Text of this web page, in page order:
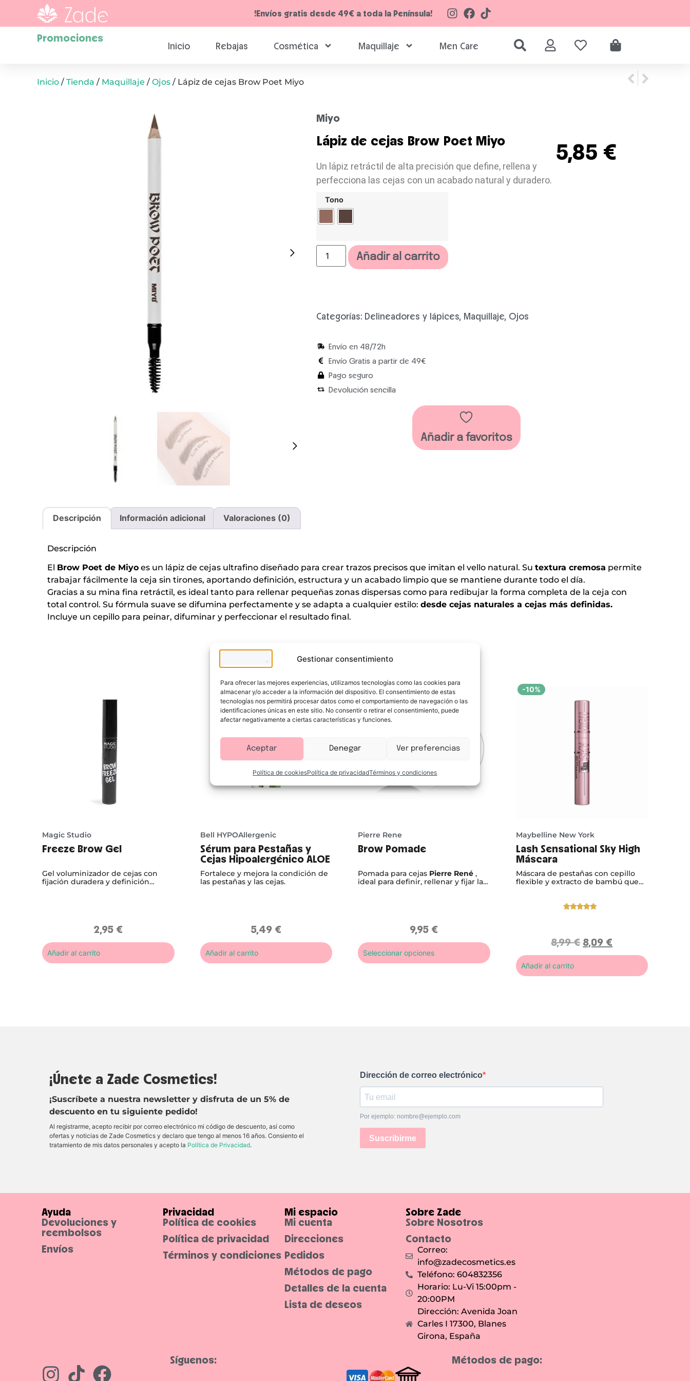
Gestionar consentimiento
Para ofrecer las mejores experiencias, utilizamos tecnologías como las cookies para
almacenar y/o acceder a la información del dispositivo. El consentimiento de estas
tecnologías nos permitirá procesar datos como el comportamiento de navegación o las
identificaciones únicas en este sitio. No consentir o retirar el consentimiento, puede
afectar negativamente a ciertas características y funciones.
Aceptar Denegar Ver preferencias
Política de cookiesPolítica de privacidadTérminos y condiciones
!Envíos gratis desde 49€ a toda la Península!
Promociones
Inicio Rebajas Cosmética Maquillaje Men Care
Inicio / Tienda / Maquillaje / Ojos / Lápiz de cejas Brow Poet Miyo
Miyo
Lápiz de cejas Brow Poet Miyo
Un lápiz retráctil de alta precisión que define, rellena y
perfecciona las cejas con un acabado natural y duradero.
5,85 €
Tono
Añadir al carrito
Categorías: Delineadores y lápices, Maquillaje, Ojos
Envío en 48/72h
Envío Gratis a partir de 49€
Pago seguro
Devolución sencilla
Añadir a favoritos
Descripción Información adicional Valoraciones (0)
Descripción
El Brow Poet de Miyo es un lápiz de cejas ultrafino diseñado para crear trazos precisos que imitan el vello natural. Su textura cremosa permite
trabajar fácilmente la ceja sin tirones, aportando definición, estructura y un acabado limpio que se mantiene durante todo el día.
Gracias a su mina fina retráctil, es ideal tanto para rellenar pequeñas zonas dispersas como para redibujar la forma completa de la ceja con
total control. Su fórmula suave se difumina perfectamente y se adapta a cualquier estilo: desde cejas naturales a cejas más definidas.
Incluye un cepillo para peinar, difuminar y perfeccionar el resultado final.
Te puede interesar
Magic Studio
Freeze Brow Gel
Gel voluminizador de cejas con
fijación duradera y definición
2,95 €
Añadir al carrito
Bell HYPOAllergenic
Sérum para Pestañas y
Cejas Hipoalergénico ALOE
Fortalece y mejora la condición de
las pestañas y las cejas.
5,49 €
Añadir al carrito
Pierre Rene
Brow Pomade
Pomada para cejas Pierre René ,
ideal para definir, rellenar y fijar las
9,95 €
Seleccionar opciones
-10%
Maybelline New York
Lash Sensational Sky High
Máscara
Máscara de pestañas con cepillo
flexible y extracto de bambú que
mirada intensa y definida.
valoración
de un
8,99€ 8,09 €
Añadir al carrito
¡Únete a Zade Cosmetics!
¡Suscríbete a nuestra newsletter y disfruta de un 5% de
descuento en tu siguiente pedido!
Al registrarme, acepto recibir por correo electrónico mi código de descuento, así como
ofertas y noticias de Zade Cosmetics y declaro que tengo al menos 16 años. Consiento el
tratamiento de mis datos personales y acepto la Política de Privacidad.
Dirección de correo electrónico
Por ejemplo: nombre@ejemplo.com
Suscribirme
Ayuda
Devoluciones y
reembolsos
Envíos
Privacidad
Política de cookies
Política de privacidad
Términos y condiciones
Mi espacio
Mi cuenta
Direcciones
Pedidos
Métodos de pago
Detalles de la cuenta
Lista de deseos
Sobre Zade
Sobre Nosotros
Contacto
Correo:
info@zadecosmetics.es
Teléfono: 604832356
Horario: Lu-Vi 15:00pm -
20:00PM
Dirección: Avenida Joan
Carles I 17300, Blanes
Girona, España
Síguenos: Métodos de pago: